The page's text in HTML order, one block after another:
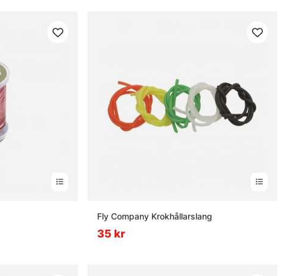
Fly Company Krokhållarslang
35 kr